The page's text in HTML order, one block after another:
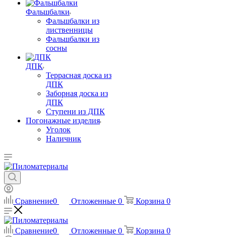
Фальшбалки
Фальшбалки из
лиственницы
Фальшбалки из
сосны
ДПК
Террасная доска из
ДПК
Заборная доска из
ДПК
Ступени из ДПК
Погонажные изделия
Уголок
Наличник
Сравнение0 Отложенные 0 Корзина 0
Сравнение0 Отложенные 0 Корзина 0